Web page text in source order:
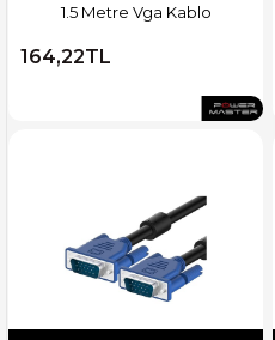
1.5 Metre Vga Kablo
164,22TL